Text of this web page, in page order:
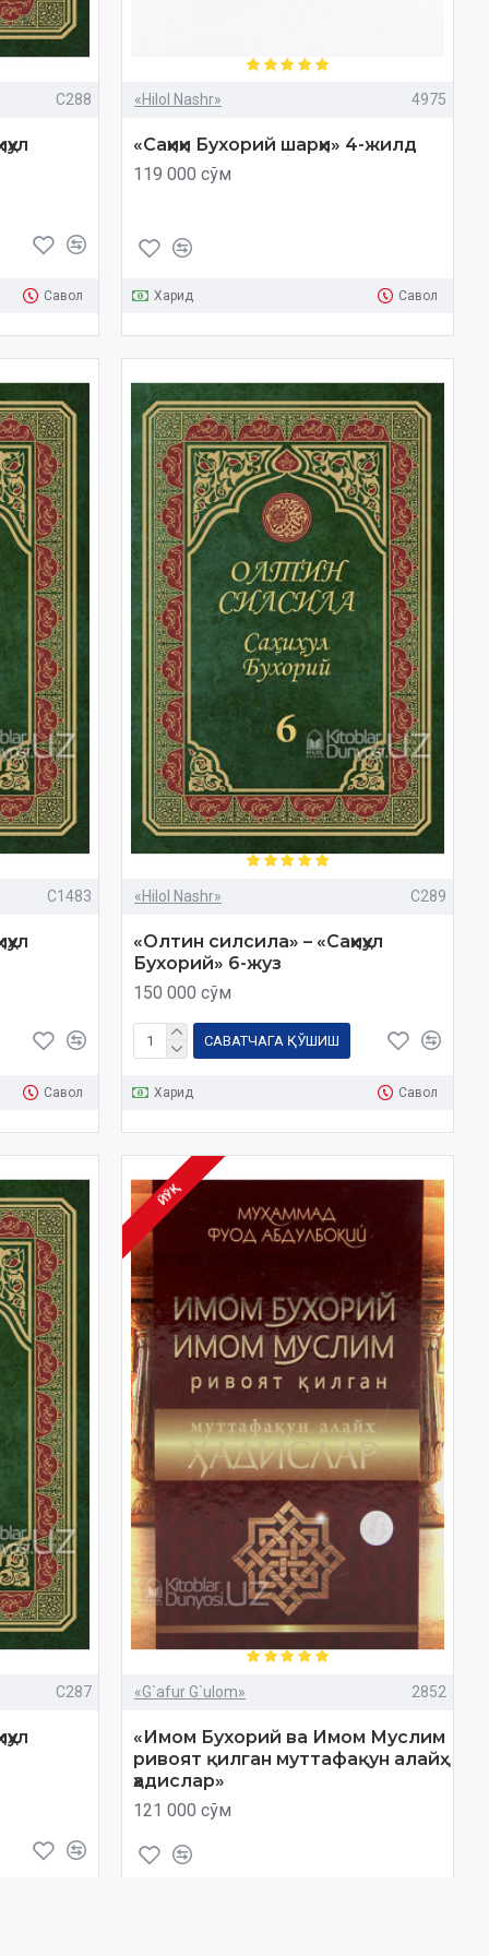
C288
Савол
«Hilol Nashr» 4975
«Саҳиҳи Бухорий шарҳи» 4-жилд
119 000 сўм
Харид Савол
C1483
Савол
«Hilol Nashr» C289
«Олтин силсила» – «Саҳиҳул
Бухорий» 6-жуз
150 000 сўм
САВАТЧАГА ҚЎШИШ
Харид Савол
C287
ЙЎҚ
«G`afur G`ulom» 2852
«Имом Бухорий ва Имом Муслим
ривоят қилган муттафақун алайҳ
ҳадислар»
121 000 сўм